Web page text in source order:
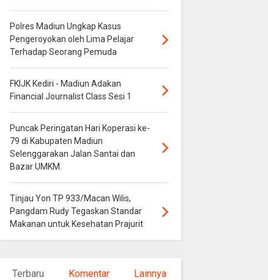
Polres Madiun Ungkap Kasus
Pengeroyokan oleh Lima Pelajar
Terhadap Seorang Pemuda
FKIJK Kediri - Madiun Adakan
Financial Journalist Class Sesi 1
Puncak Peringatan Hari Koperasi ke-
79 di Kabupaten Madiun
Selenggarakan Jalan Santai dan
Bazar UMKM.
Tinjau Yon TP 933/Macan Wilis,
Pangdam Rudy Tegaskan Standar
Makanan untuk Kesehatan Prajurit
Terbaru Komentar Lainnya